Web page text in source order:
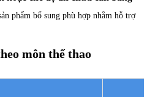
phẩm bổ sung phù hợp nhằm hỗ trợ
môn thể thao